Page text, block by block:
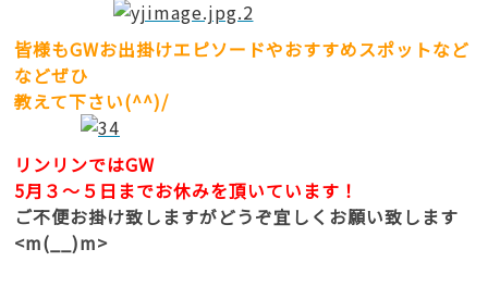
皆様もGWお出掛けエピソードやおすすめスポットなど
などぜひ
教えて下さい(^^)/
リンリンではGW
5月３～５日までお休みを頂いています！
ご不便お掛け致しますがどうぞ宜しくお願い致します
<m(__)m>